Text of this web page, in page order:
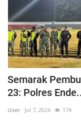
Semarak
23: Polres
User Jul 7, 2026 174